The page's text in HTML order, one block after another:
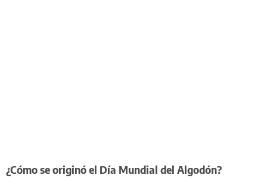
¿Cómo se originó el Día Mundial del Algodón?